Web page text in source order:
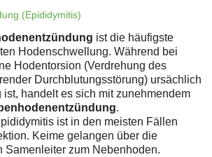
(Epididymitis)
ist die häufigste
Hodenschwellung. Während bei
Hodentorsion (Verdrehung des
Durchblutungsstörung) ursächlich
handelt es sich mit zunehmendem
.
ist in den meisten Fällen
Keime gelangen über die
Samenleiter zum Nebenhoden.